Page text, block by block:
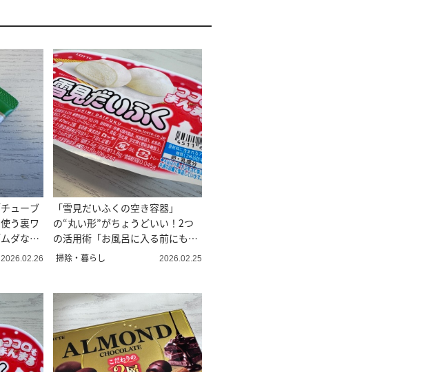
ューブ
う裏ワ
ダな
2026.02.26
「雪見だいふくの空き容器」
の“丸い形”がちょうどいい！2つ
の活用術「お風呂に入る前にも使
える」
掃除・暮らし 2026.02.25